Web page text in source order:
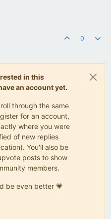
0
in this
an account yet.
through the same
for an account,
where you were
of new replies
You'll also be
posts to show
members.
be even better 💗